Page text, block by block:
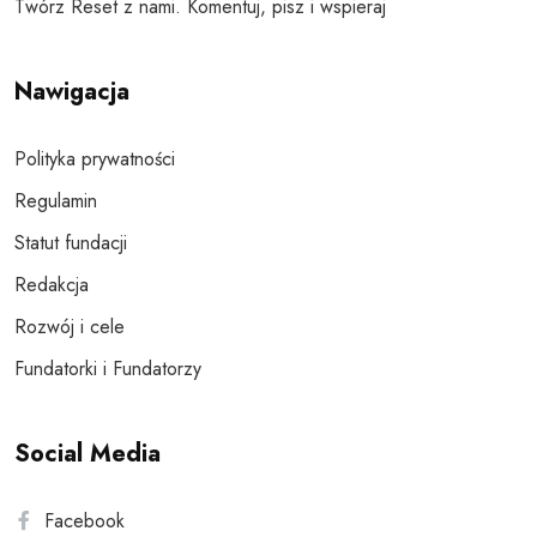
Twórz Reset z nami. Komentuj, pisz i wspieraj
Nawigacja
Polityka prywatności
Regulamin
Statut fundacji
Redakcja
Rozwój i cele
Fundatorki i Fundatorzy
Social Media
Facebook